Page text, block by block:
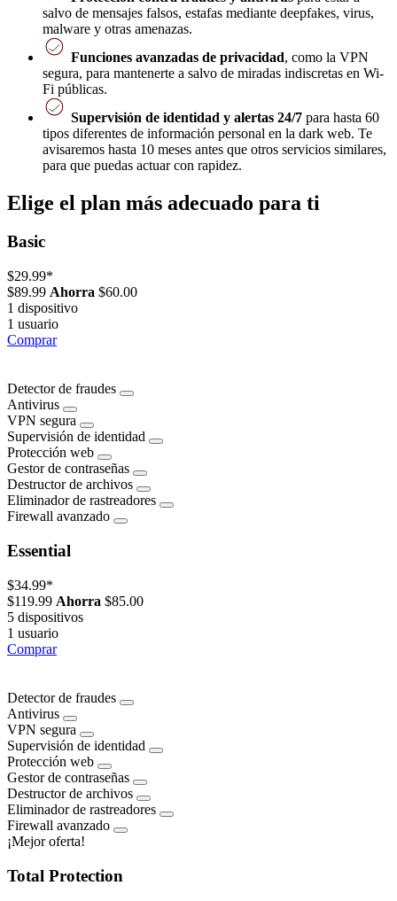
salvo de mensajes falsos, estafas mediante deepfakes, virus,
malware y otras amenazas.
Funciones avanzadas de privacidad, como la VPN
segura, para mantenerte a salvo de miradas indiscretas en Wi-
Fi públicas.
Supervisión de identidad y alertas 24/7 para hasta 60
tipos diferentes de información personal en la dark web. Te
avisaremos hasta 10 meses antes que otros servicios similares,
para que puedas actuar con rapidez.
Elige el plan más adecuado para ti
Basic
$29.99*
$89.99 Ahorra $60.00
1 dispositivo
1 usuario
Comprar
Detector de fraudes
Antivirus
VPN segura
Supervisión de identidad
Protección web
Gestor de contraseñas
Destructor de archivos
Eliminador de rastreadores
Firewall avanzado
Essential
$34.99*
$119.99 Ahorra $85.00
5 dispositivos
1 usuario
Comprar
Detector de fraudes
Antivirus
VPN segura
Supervisión de identidad
Protección web
Gestor de contraseñas
Destructor de archivos
Eliminador de rastreadores
Firewall avanzado
¡Mejor oferta!
Total Protection